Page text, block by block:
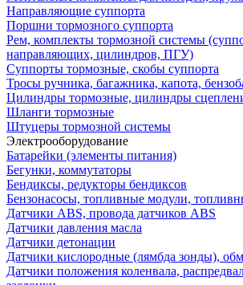
Направляющие суппорта
Поршни тормозного суппорта
Рем, комплекты тормозной системы
направляющих, цилиндров, ПГУ)
Суппорты тормозные, скобы суппорта
Тросы ручника, багажника, капота,
Цилиндры тормозные, цилиндры
Шланги тормозные
Штуцеры тормозной системы
Электрооборудование
Батарейки (элементы питания)
Бегунки, коммутаторы
Бендиксы, редукторы бендиксов
Бензонасосы, топливные модули,
Датчики ABS, провода датчиков ABS
Датчики давления масла
Датчики детонации
Датчики кислородные (лямбда зонды),
Датчики положения коленвала,